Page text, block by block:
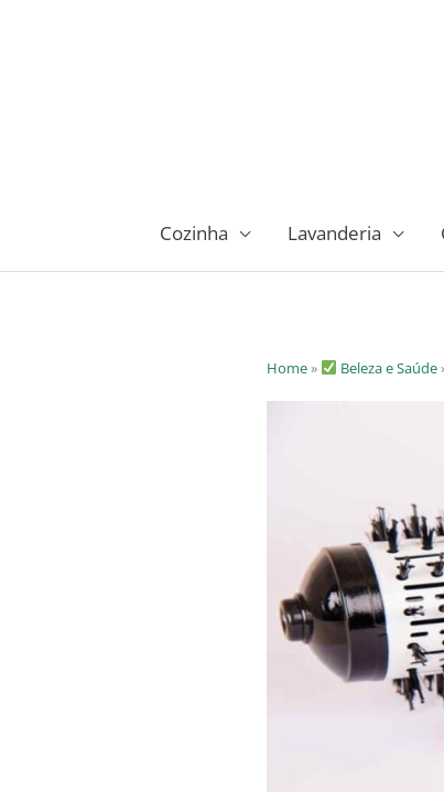
Cozinha Lavanderia
Home» Beleza e Saúde